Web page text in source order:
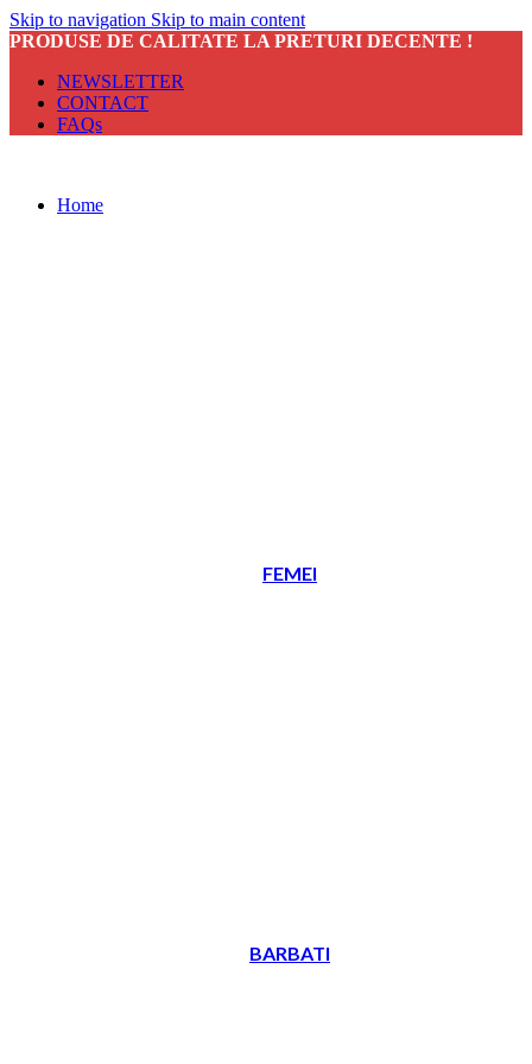
Skip to navigation Skip to main content
PRODUSE DE CALITATE LA PRETURI DECENTE !
NEWSLETTER
CONTACT
FAQs
Home
FEMEI
BARBATI